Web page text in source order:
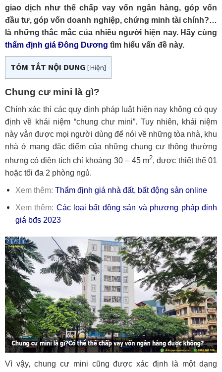
giao dịch như thế chấp vay vốn ngân hàng, góp vốn
đầu tư, góp vốn doanh nghiệp, chứng minh tài chính?…
là những thắc mắc của nhiều người hiện nay. Hãy cùng
thẩm định giá Đông Dương tìm hiểu vấn đề này.
TÓM TẮT NỘI DUNG [Hiện]
Chung cư mini là gì?
Chính xác thì các quy định pháp luật hiện nay không có quy
định về khái niệm “chung chư mini”. Tuy nhiên, khái niệm
này vẫn được mọi người dùng để nói về những tòa nhà, khu
nhà ở mang đặc điểm của những chung cư thông thường
nhưng có diện tích chỉ khoảng 30 – 45 m2, được thiết thế 01
hoặc tối đa 2 phòng ngủ.
Xem thêm: Thẩm định giá nhà đất, bất động sản online
Xem thêm: Các loại bất động sản và phương pháp định
giá bđs 2023
Vì vậy, chung cư mini cũng được xác định là một dạng